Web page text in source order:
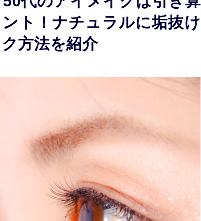
ト！ナチュラルに垢抜け
方法を紹介